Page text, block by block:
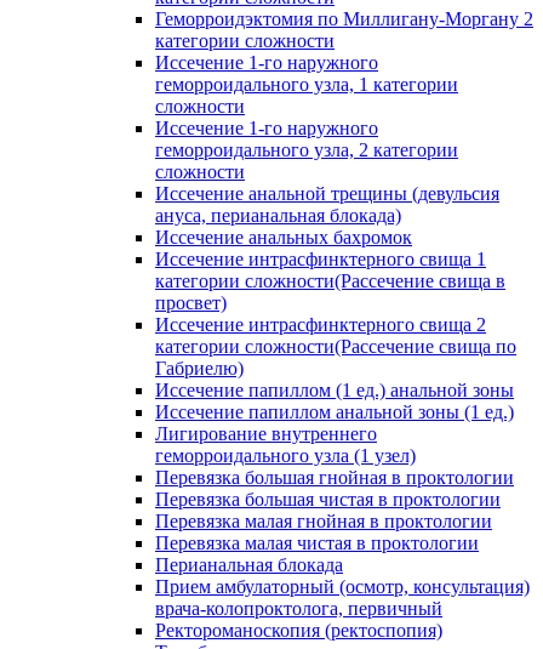
Геморроидэктомия по Миллигану-Моргану 2
категории сложности
Иссечение 1-го наружного
геморроидального узла, 1 категории
сложности
Иссечение 1-го наружного
геморроидального узла, 2 категории
сложности
Иссечение анальной трещины (девульсия
ануса, перианальная блокада)
Иссечение анальных бахромок
Иссечение интрасфинктерного свища 1
категории сложности(Рассечение свища в
просвет)
Иссечение интрасфинктерного свища 2
категории сложности(Рассечение свища по
Габриелю)
Иссечение папиллом (1 ед.) анальной зоны
Иссечение папиллом анальной зоны (1 ед.)
Лигирование внутреннего
геморроидального узла (1 узел)
Перевязка большая гнойная в проктологии
Перевязка большая чистая в проктологии
Перевязка малая гнойная в проктологии
Перевязка малая чистая в проктологии
Перианальная блокада
Прием амбулаторный (осмотр, консультация)
врача-колопроктолога, первичный
Ректороманоскопия (ректоспопия)